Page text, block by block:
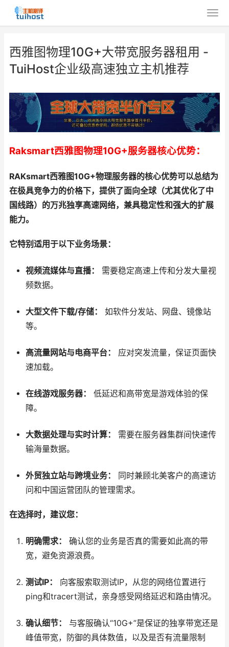
西雅图物理10G+大带宽服务器租用 -
TuiHost企业级高速独立主机推荐
Raksmart西雅图物理10G+服务器核心优势：
RAKsmart西雅图10G+物理服务器的核心优势可以总结为
在极具竞争力的价格下，提供了面向全球（尤其优化了中
国线路）的万兆独享高速网络，兼具稳定性和强大的扩展
能力。
它特别适用于以下业务场景：
视频流媒体与直播：
需要稳定高速上传和分发大量视
频数据。
大型文件下载/存储：
如软件分发站、网盘、镜像站
等。
高流量网站与电商平台：
应对突发流量，保证页面快
速加载。
在线游戏服务器：
低延迟和高带宽是游戏体验的保
障。
大数据处理与实时计算：
需要在服务器集群间快速传
输海量数据。
外贸独立站与跨境业务：
同时兼顾北美客户的高速访
问和中国运营团队的管理需求。
在选择时，建议您：
明确需求：
确认您的业务是否真的需要如此高的带
宽，避免资源浪费。
测试IP：
向客服索取测试IP，从您的网络位置进行
ping和tracert测试，亲身感受网络延迟和路由情况。
确认细节：
与客服确认“10G+”是保证的独享带宽还是
峰值带宽，防御的具体数值，以及是否有流量限制